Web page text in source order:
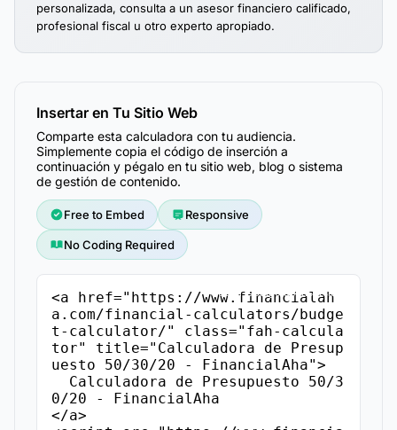
personalizada, consulta a un asesor financiero calificado,
profesional fiscal u otro experto apropiado.
Insertar en Tu Sitio Web
Comparte esta calculadora con tu audiencia.
Simplemente copia el código de inserción a
continuación y pégalo en tu sitio web, blog o sistema
de gestión de contenido.
Free to Embed Responsive
No Coding Required
<a href="https://www.financialah
a.com/financial-calculators/budge
t-calculator/" class="fah-calcula
tor" title="Calculadora de Presup
uesto 50/30/20 - FinancialAha">
0/20 - FinancialAha
</a>
Copiar Código de Inserción